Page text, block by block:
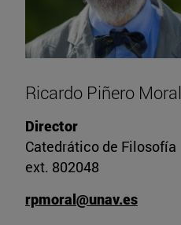
Ricardo Piñero Moral
Director
Catedrático de Filosofía
ext. 802048
rpmoral@unav.es